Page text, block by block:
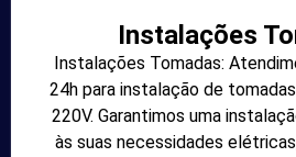
Instalações
Instalações Tomadas:
24h para instalação de
220V. Garantimos uma
às suas necessidades